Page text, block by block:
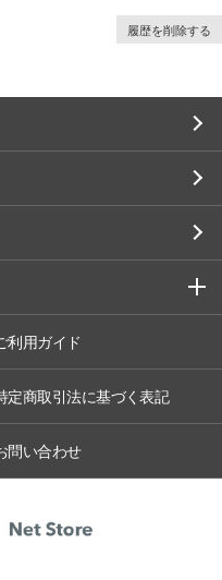
履歴を削除する
利用ガイド
定商取引法に基づく表記
問い合わせ